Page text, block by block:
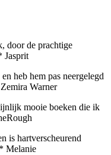
door de prachtige
Jasprit
heb hem pas neergelegd
Warner
mooie boeken die ik
is hartverscheurend
Melanie